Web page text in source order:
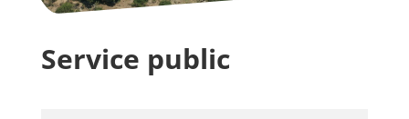
Service public